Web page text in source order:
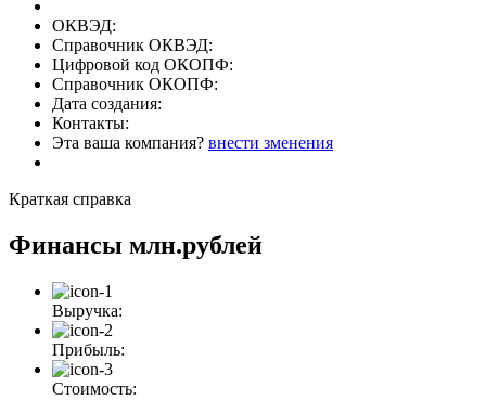
ОКВЭД:
Справочник ОКВЭД:
Цифровой код ОКОПФ:
Справочник ОКОПФ:
Дата создания:
Контакты:
Эта ваша компания? внести зменения
Краткая справка
Финансы млн.рублей
Выручка:
Прибыль:
Стоимость: